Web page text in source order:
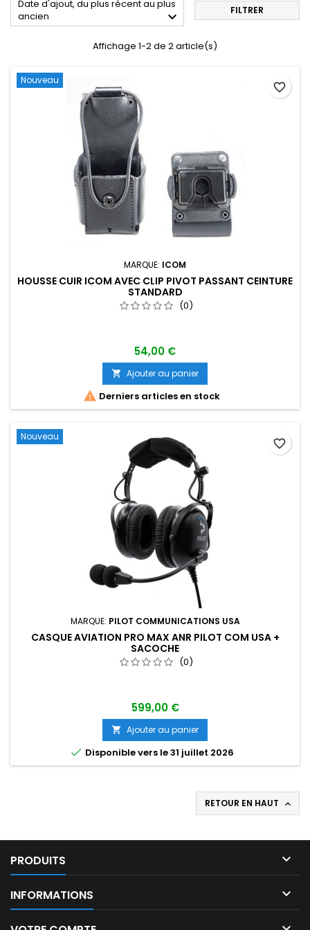
Date d'ajout, du plus récent au plus
ancien
 FILTRER
Affichage 1-2 de 2 article(s)
Nouveau
MARQUE: ICOM
HOUSSE CUIR ICOM AVEC CLIP PIVOT PASSANT CEINTURE
STANDARD
(0)
54,00 €
 Ajouter au panier
 Derniers articles en stock
favorite_border
Nouveau
MARQUE: PILOT COMMUNICATIONS USA
CASQUE AVIATION PRO MAX ANR PILOT COM USA +
SACOCHE
(0)
599,00 €
 Ajouter au panier
 Disponible vers le 31 juillet 2026
favorite_border
RETOUR EN HAUT 
PRODUITS 
INFORMATIONS 